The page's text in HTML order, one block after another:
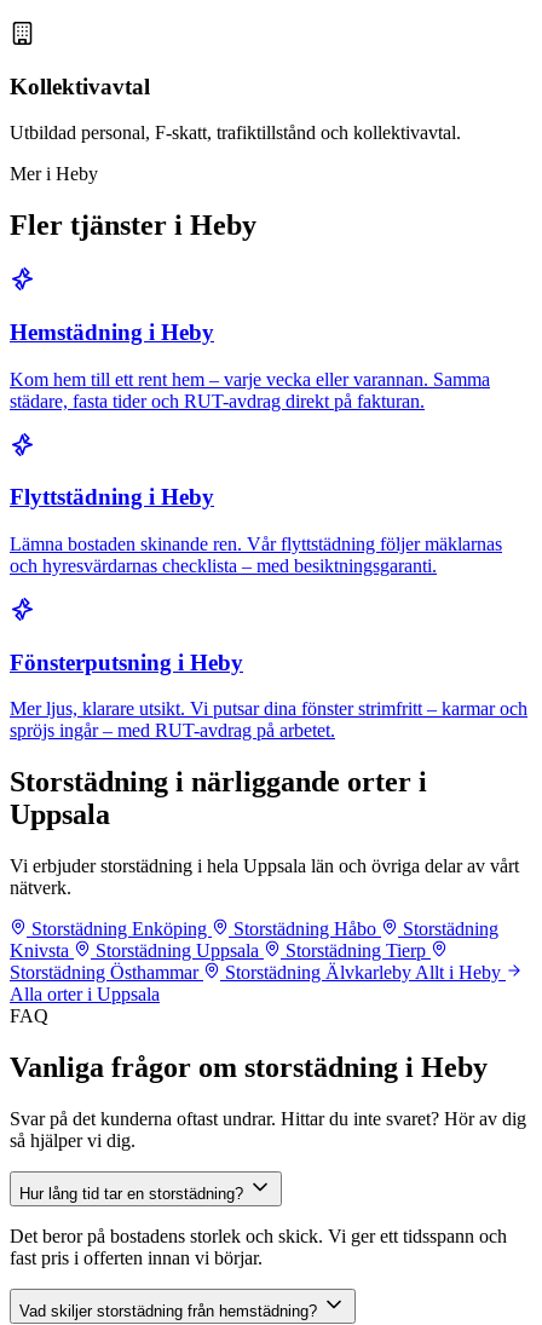
Kollektivavtal
Utbildad personal, F-skatt, trafiktillstånd och kollektivavtal.
Mer i Heby
Fler tjänster i Heby
Hemstädning i Heby
Kom hem till ett rent hem – varje vecka eller varannan. Samma
städare, fasta tider och RUT-avdrag direkt på fakturan.
Flyttstädning i Heby
Lämna bostaden skinande ren. Vår flyttstädning följer mäklarnas
och hyresvärdarnas checklista – med besiktningsgaranti.
Fönsterputsning i Heby
Mer ljus, klarare utsikt. Vi putsar dina fönster strimfritt – karmar och
spröjs ingår – med RUT-avdrag på arbetet.
Storstädning i närliggande orter i
Uppsala
Vi erbjuder storstädning i hela Uppsala län och övriga delar av vårt
nätverk.
Storstädning Enköping
Storstädning Håbo
Storstädning
Knivsta
Storstädning Uppsala
Storstädning Tierp
Storstädning Östhammar
Storstädning Älvkarleby Allt i Heby
Alla orter i Uppsala
FAQ
Vanliga frågor om storstädning i Heby
Svar på det kunderna oftast undrar. Hittar du inte svaret? Hör av dig
så hjälper vi dig.
Hur lång tid tar en storstädning?
Det beror på bostadens storlek och skick. Vi ger ett tidsspann och
fast pris i offerten innan vi börjar.
Vad skiljer storstädning från hemstädning?